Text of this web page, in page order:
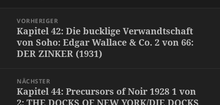
VORHERIGER
Vorheriger
Beitrag:
Kapitel 42: Die bucklige Verwandtschaft
von Soho: Edgar Wallace & Co. 2 von 66:
DER ZINKER (1931)
NÄCHSTER
Nächster
Beitrag:
Kapitel 44: Precursors of Noir 1928 1 von
2: THE DOCKS OF NEW YORK/DIE DOCKS